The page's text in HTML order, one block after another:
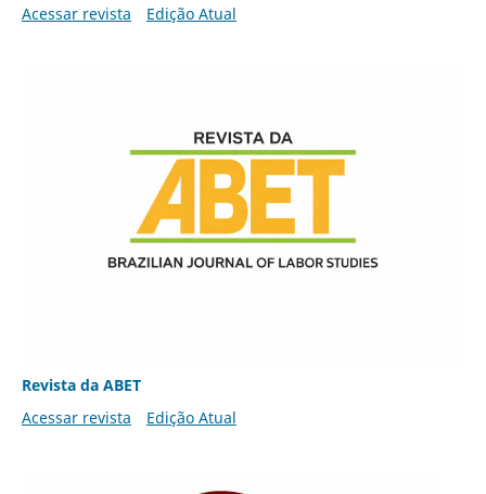
Acessar revista Edição Atual
Revista da ABET
Acessar revista
Edição Atual